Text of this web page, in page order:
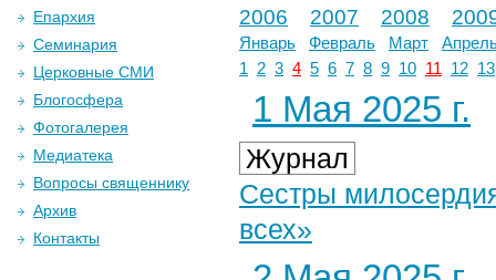
2006 2007 2008
Январь Февраль Март
1
2 3 4 5 6 7 8 9 10 11 12 13
1 Мая 2025 г.
Журнал
Сестры
всех»
Епархия
Семинария
Церковные СМИ
Блогосфера
Фотогалерея
Медиатека
Вопросы священнику
Архив
Контакты